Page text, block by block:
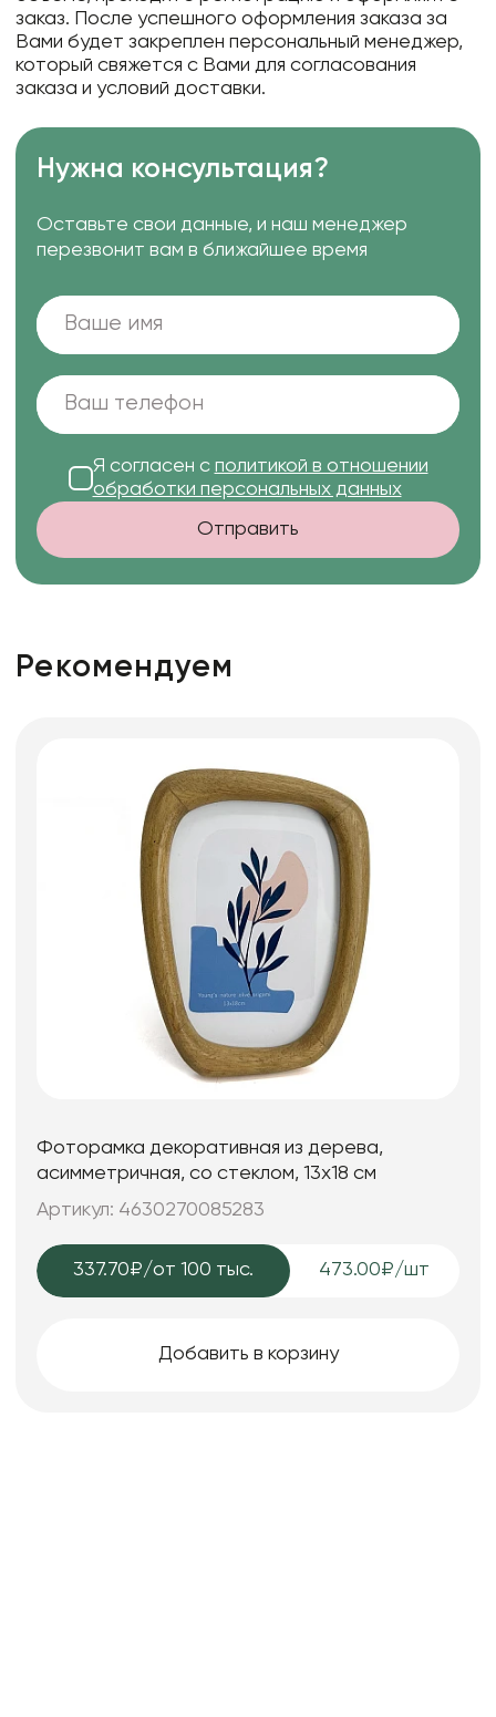
заказ. После успешного оформления заказа за
Вами будет закреплен персональный менеджер,
который свяжется с Вами для согласования
заказа и условий доставки.
Нужна консультация?
Оставьте свои данные, и наш менеджер
перезвонит вам в ближайшее время
Я согласен с политикой в отношении
обработки персональных данных
Отправить
Рекомендуем
Фоторамка декоративная из дерева,
асимметричная, со стеклом, 13x18 см
Артикул: 4630270085283
337.70₽/от 100 тыс. 473.00₽/шт
Добавить в корзину